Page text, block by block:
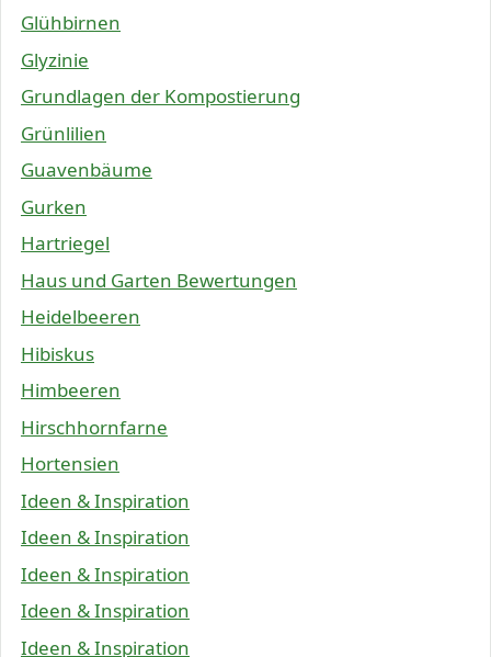
Glühbirnen
Glyzinie
Grundlagen der Kompostierung
Grünlilien
Guavenbäume
Gurken
Hartriegel
Haus und Garten Bewertungen
Heidelbeeren
Hibiskus
Himbeeren
Hirschhornfarne
Hortensien
Ideen & Inspiration
Ideen & Inspiration
Ideen & Inspiration
Ideen & Inspiration
Ideen & Inspiration